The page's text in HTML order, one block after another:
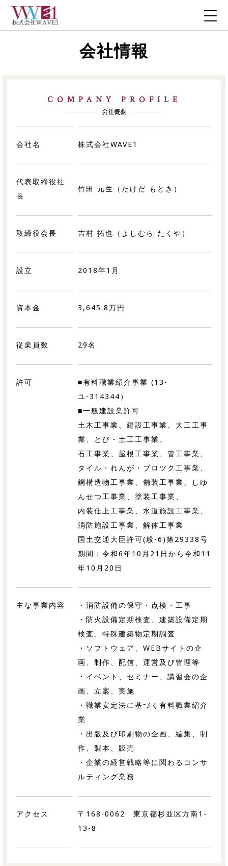
会社情報
COMPANY PROFILE
会社概要
会社名 株式会社WAVE1
代表取締役社
長
竹田 元生（たけだ もとき）
取締役会長 吉村 拓也（よしむら たくや）
設立 2018年1月
資本金 3,645.8万円
従業員数 29名
許可
■有料職業紹介事業 (13-
ユ-314344）
■一般建設業許可
土木工事業、建設工事業、大工工事
業、とび・土工工事業、
石工事業、屋根工事業、管工事業、
タイル・れんが・ブロツク工事業、
鋼構造物工事業、舗装工事業、しゆ
んせつ工事業、塗装工事業、
内装仕上工事業、水道施設工事業、
消防施設工事業、解体工事業
国土交通大臣許可(般-6)第29338号
期間：令和6年10月21日から令和11
年10月20日
主な事業内容
・消防設備の保守・点検・工事
・防火設備定期検査、建築設備定期
検査、特殊建築物定期調査
・ソフトウェア、WEBサイトの企
画、制作、配信、運営及び管理等
・イベント、セミナー、講習会の企
画、立案、実施
・職業安定法に基づく有料職業紹介
業
・出版及び印刷物の企画、編集、制
作、製本、販売
・企業の経営戦略等に関わるコンサ
ルティング業務
アクセス
〒168-0062 東京都杉並区方南1-
13-8